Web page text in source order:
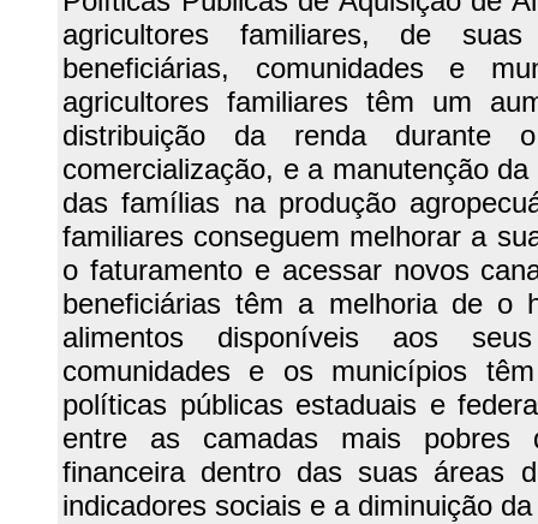
agricultores familiares, de suas
beneficiárias, comunidades e
agricultores familiares têm um
distribuição da renda durante
comercialização, e a manutenção
das famílias na produção
familiares conseguem melhorar a
o faturamento e acessar novos
beneficiárias têm a melhoria de o
alimentos disponíveis aos
comunidades e os municípios
políticas públicas estaduais e
entre as camadas mais pobres
financeira dentro das suas áreas
indicadores sociais e a diminuição